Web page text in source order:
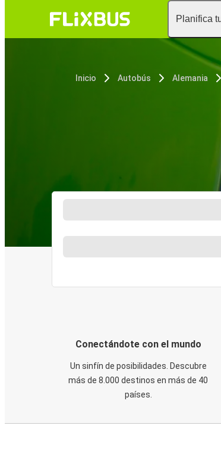
Planifica
Inicio Autobús Alemania
Conectándote con el mundo
Un sinfín de posibilidades. Descubre
más de 8.000 destinos en más de 40
países.